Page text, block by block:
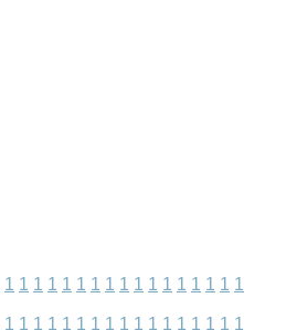
1 1 1 1 1 1 1 1 1 1 1 1 1 1 1 1 1
1 1 1 1 1 1 1 1 1 1 1 1 1 1 1 1 1